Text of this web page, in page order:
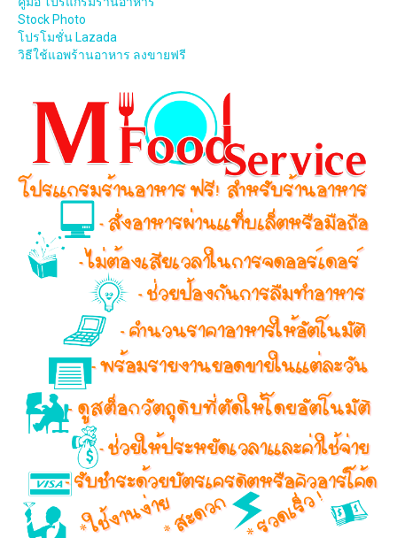
Stock Photo
โปรโมชั่น Lazada
วิธีใช้แอพร้านอาหาร ลงขายฟรี